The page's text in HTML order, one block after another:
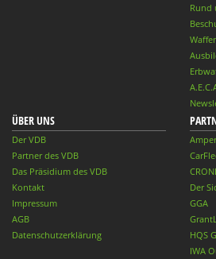
Rund
ÜBER UNS
Der VDB
Partner des VDB
Das Präsidium des VDB
Kontakt
Impressum
AGB
Datenschutzerklärung
Der
GGA
HQS
IWA